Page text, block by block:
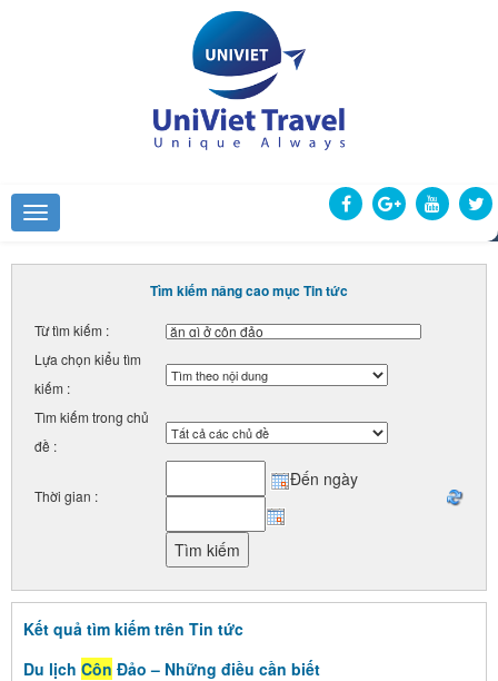
Tìm kiếm nâng cao mục Tin tức
Từ tìm kiếm :
Lựa chọn kiểu tìm
kiếm :
Tìm kiếm trong chủ
đề :
Thời gian :
Đến ngày
Kết quả tìm kiếm trên Tin tức
Du lịch Côn Đảo – Những điều cần biết